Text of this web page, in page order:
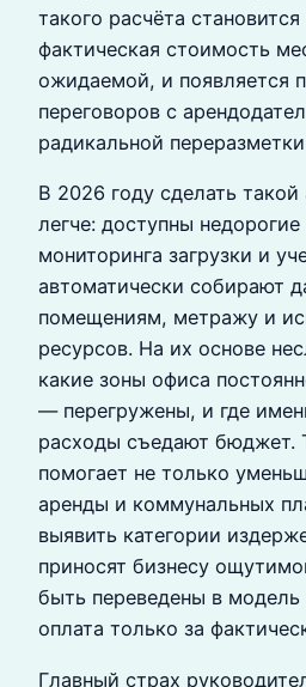
такого расчёта
фактическая стоимость
ожидаемой, и появляется
переговоров с
радикальной
В 2026 году сделать такой
легче: доступны
мониторинга загрузки и
автоматически собирают
помещениям, метражу и
ресурсов. На их основе
какие зоны офиса
— перегружены, и где
расходы съедают бюджет.
помогает не только
аренды и коммунальных
выявить категории
приносят бизнесу
быть переведены в модель
оплата только за
Главный страх